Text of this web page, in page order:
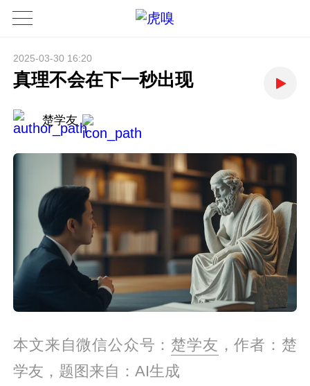
2025-03-30 16:20
真理不会在下一秒出现
楚学友
本文来自微信公众号： 楚学友 ，作者：楚
学友，题图来自：AI生成